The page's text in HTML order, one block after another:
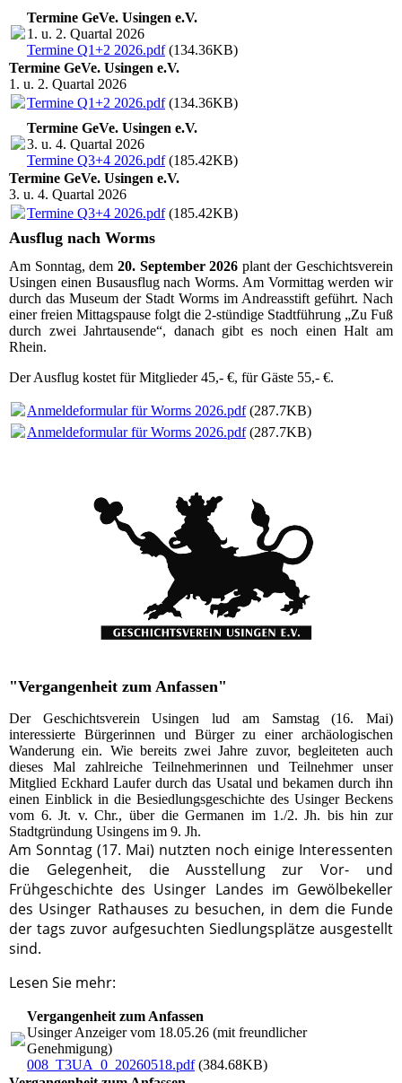
Termine GeVe. Usingen e.V.
1. u. 2. Quartal 2026
Termine Q1+2 2026.pdf(134.36KB)
Termine GeVe. Usingen e.V.
1. u. 2. Quartal 2026
Termine Q1+2 2026.pdf(134.36KB)
Termine GeVe. Usingen e.V.
3. u. 4. Quartal 2026
Termine Q3+4 2026.pdf(185.42KB)
Termine GeVe. Usingen e.V.
3. u. 4. Quartal 2026
Termine Q3+4 2026.pdf(185.42KB)
Ausflug nach Worms
Am Sonntag, dem 20. September 2026 plant der Geschichtsverein
Usingen einen Busausflug nach Worms. Am Vormittag werden wir
durch das Museum der Stadt Worms im Andreasstift geführt. Nach
einer freien Mittagspause folgt die 2-stündige Stadtführung „Zu Fuß
durch zwei Jahrtausende“, danach gibt es noch einen Halt am
Rhein.
Der Ausflug kostet für Mitglieder 45,- €, für Gäste 55,- €.
Anmeldeformular für Worms 2026.pdf(287.7KB)
Anmeldeformular für Worms 2026.pdf(287.7KB)
"Vergangenheit zum Anfassen"
Der Geschichtsverein Usingen lud am Samstag (16. Mai)
interessierte Bürgerinnen und Bürger zu einer archäologischen
Wanderung ein. Wie bereits zwei Jahre zuvor, begleiteten auch
dieses Mal zahlreiche Teilnehmerinnen und Teilnehmer unser
Mitglied Eckhard Laufer durch das Usatal und bekamen durch ihn
einen Einblick in die Besiedlungsgeschichte des Usinger Beckens
vom 6. Jt. v. Chr., über die Germanen im 1./2. Jh. bis hin zur
Stadtgründung Usingens im 9. Jh.
Am Sonntag (17. Mai) nutzten noch einige Interessenten
die Gelegenheit, die Ausstellung zur Vor- und
Frühgeschichte des Usinger Landes im Gewölbekeller
des Usinger Rathauses zu besuchen, in dem die Funde
der tags zuvor aufgesuchten Siedlungsplätze ausgestellt
sind.
Lesen Sie mehr:
Vergangenheit zum Anfassen
Usinger Anzeiger vom 18.05.26 (mit freundlicher
Genehmigung)
008_T3UA_0_20260518.pdf(384.68KB)